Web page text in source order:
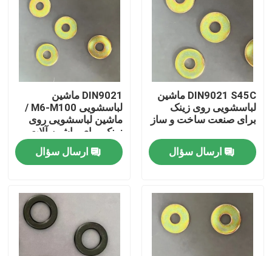
دربارهی ما
DIN9021 S45C ماشین
لباسشویی روی زینک
برای صنعت ساخت و ساز
ارسال سؤال
DIN9021 ماشین
لباسشویی M6-M100 /
ماشین لباسشویی روی
زینک برای ماشین آلات
سنگین
ارسال سؤال